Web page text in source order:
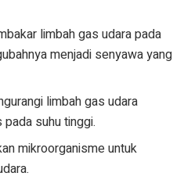
limbah gas udara pada
menjadi senyawa yang
limbah gas udara
suhu tinggi.
mikroorganisme untuk